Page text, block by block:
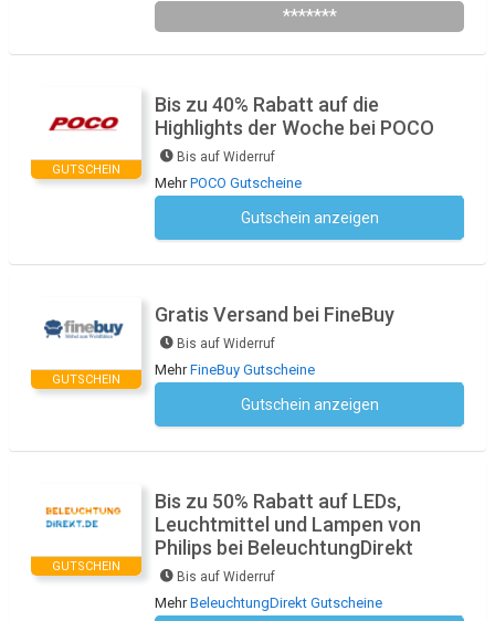
*******
GUTSCHEIN
Bis zu 40% Rabatt auf die
Highlights der Woche bei POCO
Bis auf Widerruf
MehrPOCO Gutscheine
Gutschein anzeigen
GUTSCHEIN
Gratis Versand bei FineBuy
Bis auf Widerruf
MehrFineBuy Gutscheine
Gutschein anzeigen
GUTSCHEIN
Bis zu 50% Rabatt auf LEDs,
Leuchtmittel und Lampen von
Philips bei BeleuchtungDirekt
Bis auf Widerruf
MehrBeleuchtungDirekt Gutscheine